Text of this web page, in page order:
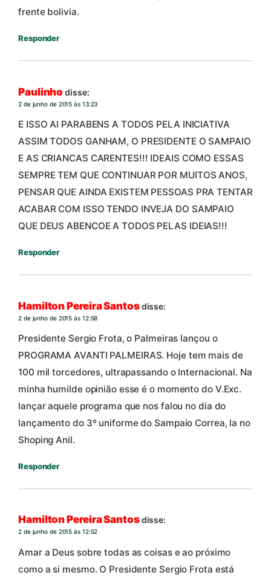
frente bolivia.
Responder
Paulinho disse:
2 de junho de 2015 às 13:23
E ISSO AI PARABENS A TODOS PELA INICIATIVA
ASSIM TODOS GANHAM, O PRESIDENTE O SAMPAIO
E AS CRIANCAS CARENTES!!! IDEAIS COMO ESSAS
SEMPRE TEM QUE CONTINUAR POR MUITOS ANOS,
PENSAR QUE AINDA EXISTEM PESSOAS PRA TENTAR
ACABAR COM ISSO TENDO INVEJA DO SAMPAIO
QUE DEUS ABENCOE A TODOS PELAS IDEIAS!!!
Responder
Hamilton Pereira Santosdisse:
2 de junho de 2015 às 12:58
Presidente Sergio Frota, o Palmeiras lançou o
PROGRAMA AVANTI PALMEIRAS. Hoje tem mais de
100 mil torcedores, ultrapassando o Internacional. Na
minha humilde opinião esse é o momento do V.Exc.
lançar aquele programa que nos falou no dia do
lançamento do 3º uniforme do Sampaio Correa, la no
Shoping Anil.
Responder
Hamilton Pereira Santosdisse:
2 de junho de 2015 às 12:52
Amar a Deus sobre todas as coisas e ao próximo
como a si mesmo. O Presidente Sergio Frota está